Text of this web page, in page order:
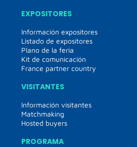
EXPOSITORES
Información expositores
Listado de expositores
Plano de la feria
Kit de comunicación
France partner country
VISITANTES
Información visitantes
Matchmaking
Hosted buyers
PROGRAMA